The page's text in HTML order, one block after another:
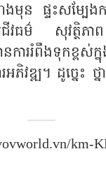
ាងមុន ផ្ទះសម្ប
ជីវធម៌ សុវត្ថិ
រំពឹងទុកខ្ពស់ក្
។ ដូច្នេះ ថ្នាក់
km-